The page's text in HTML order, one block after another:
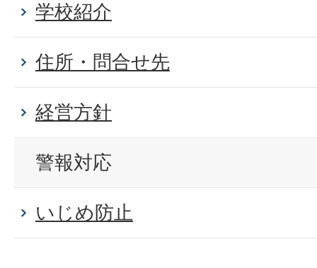
学校紹介
住所・問合せ先
経営方針
警報対応
いじめ防止